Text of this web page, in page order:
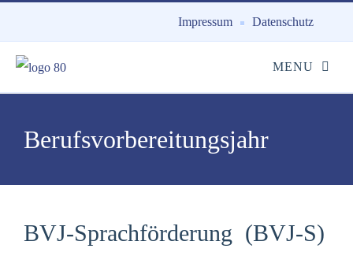
Impressum Datenschutz
Berufsvorbereitungsjahr
BVJ-Sprachförderung (BVJ-S)